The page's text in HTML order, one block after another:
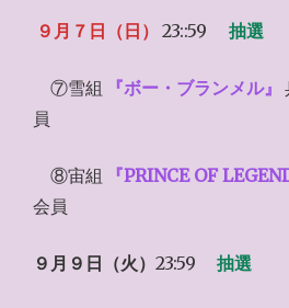
９月７日（日） 23::59 抽選
⑦雪組 『ボー・ブランメル』
員
⑧宙組 『PRINCE OF
会員
９月９日（火） 23:59 抽選